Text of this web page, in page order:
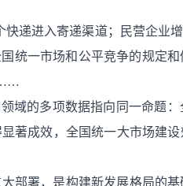
递进入寄递渠道；民营企业
统一市场和公平竞争的规定
……
域的多项数据指向同一命题
著成效，全国统一大市场建
部署，是构建新发展格局的